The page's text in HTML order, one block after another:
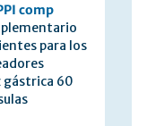
comp
para los
gástrica 60